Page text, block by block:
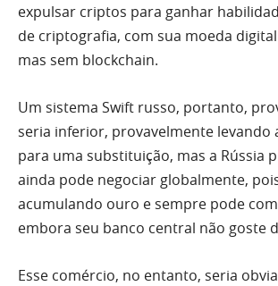
expulsar criptos para ganhar
de criptografia, com sua moeda
mas sem blockchain.
Um sistema Swift russo, portanto,
seria inferior, provavelmente levando
para uma substituição, mas a Rússia
ainda pode negociar globalmente,
acumulando ouro e sempre pode
embora seu banco central não goste
Esse comércio, no entanto, seria